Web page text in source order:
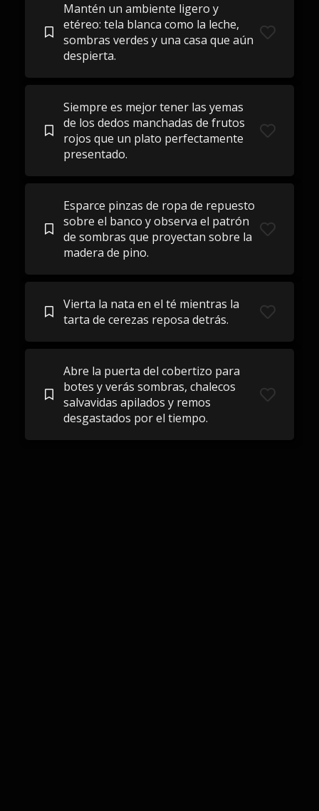
Mantén un ambiente ligero y
etéreo: tela blanca como la leche,
sombras verdes y una casa que aún
despierta.
Siempre es mejor tener las yemas
de los dedos manchadas de frutos
rojos que un plato perfectamente
presentado.
Esparce pinzas de ropa de repuesto
sobre el banco y observa el patrón
de sombras que proyectan sobre la
madera de pino.
Vierta la nata en el té mientras la
tarta de cerezas reposa detrás.
Abre la puerta del cobertizo para
botes y verás sombras, chalecos
salvavidas apilados y remos
desgastados por el tiempo.